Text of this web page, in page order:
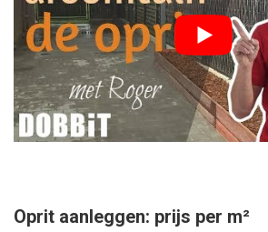
Oprit aanleggen: prijs per m²